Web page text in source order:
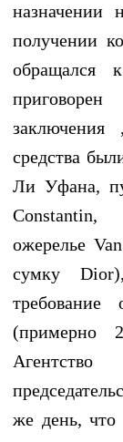
назначении
получении
средства
Ли Уфана,
Constantin,
ожерелье
сумку
(примерно
же день, что